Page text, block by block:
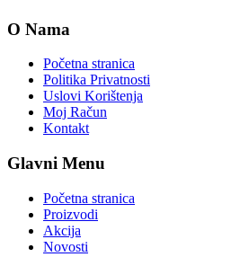
O Nama
Početna stranica
Politika Privatnosti
Uslovi Korištenja
Moj Račun
Kontakt
Glavni Menu
Početna stranica
Proizvodi
Akcija
Novosti